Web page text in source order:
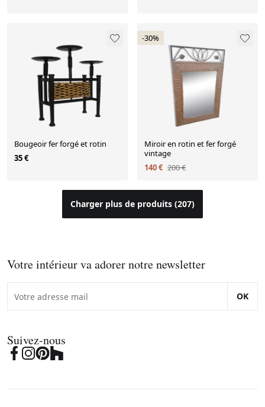
Bougeoir fer forgé et rotin
35 €
-30%
Miroir en rotin et fer forgé
vintage
140 € 200 €
Charger plus de produits (207)
Votre intérieur va adorer notre newsletter
OK
Suivez-nous